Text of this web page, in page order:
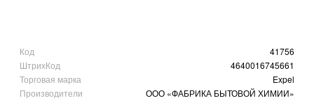
Код
41756
ШтрихКод
4640016745661
Торговая марка
Expel
Производители
ООО «ФАБРИКА БЫТОВОЙ ХИМИИ»